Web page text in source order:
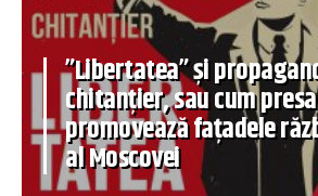
”Libertatea” și
chitanțier, sau cum
promovează fațadele
al Moscovei